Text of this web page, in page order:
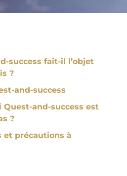
success fait-il l’objet
?
and-success
and-success est
?
et précautions à